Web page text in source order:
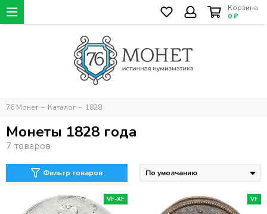
Корзина
0 ₽
76 Монет Каталог 1828
Монеты 1828 года
Фильтр товаров
VF-XF VF